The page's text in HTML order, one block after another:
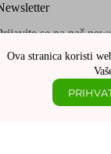
Ova stranica koristi
se na naš